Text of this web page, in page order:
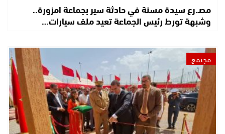
مصـ.رع سيدة مسنة في حادثة سير بجماعة امزورة..
وشبهة تورط رئيس الجماعة تعيد ملف سيارات…
مجتمع